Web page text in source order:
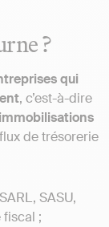
?
qui
, c’est-à-dire
de trésorerie
SASU,
fiscal ;